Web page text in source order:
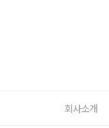
회사소개